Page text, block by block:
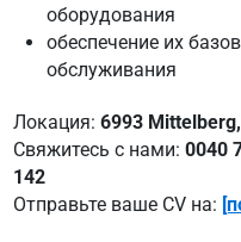
оборудования
обеспечение их
обслуживания
Локация: 6993
Свяжитесь с нами: 0040
142
Отправьте ваше CV на: